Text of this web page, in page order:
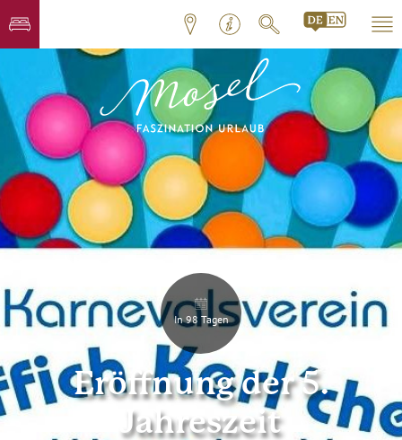
In 98 Tagen
Eröffnung der 5.
Jahreszeit